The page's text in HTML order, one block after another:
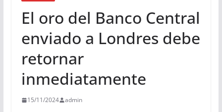
El oro del Banco Central
enviado a Londres debe
retornar
inmediatamente
15/11/2024 admin